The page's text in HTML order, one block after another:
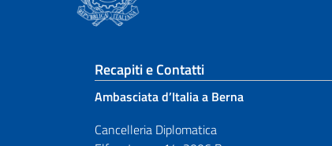
Sezione footer
Recapiti e Contatti
Ambasciata d’Italia a Berna
Cancelleria Diplomatica